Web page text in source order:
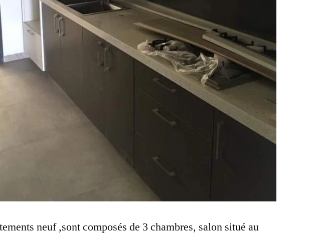
neuf ,sont composés de 3 chambres, salon situé au